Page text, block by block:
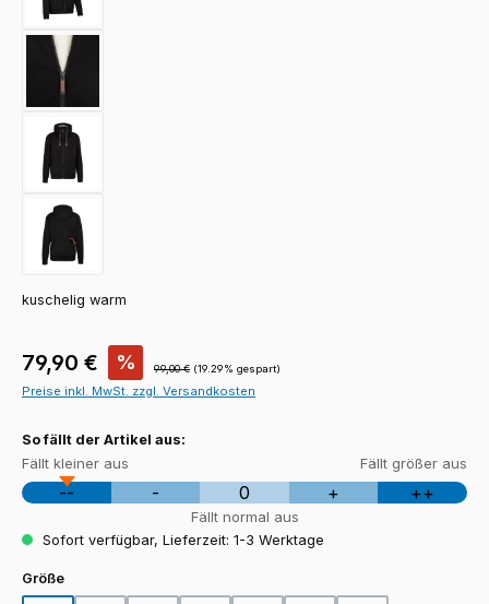
kuschelig warm
Verkaufspreis:
79,90 € % Regulärer Preis:
99,00 € (19.29% gespart)
Preise inkl. MwSt. zzgl. Versandkosten
So fällt der Artikel aus:
Fällt kleiner aus Fällt größer aus
-- - 0 + ++
Fällt normal aus
Sofort verfügbar, Lieferzeit: 1-3 Werktage
Größeauswählen